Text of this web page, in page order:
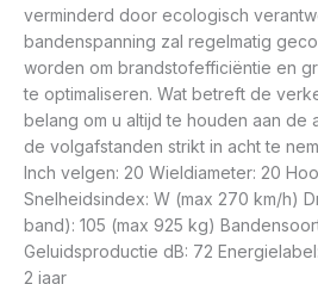
verminderd door ecologisch
bandenspanning zal regelmatig
worden om brandstofefficiëntie en
te optimaliseren. Wat betreft de
belang om u altijd te houden aan de
de volgafstanden strikt in acht te
Inch velgen: 20 Wieldiameter: 20
Snelheidsindex: W (max 270 km/h)
band): 105 (max 925 kg)
Geluidsproductie dB: 72
2 jaar